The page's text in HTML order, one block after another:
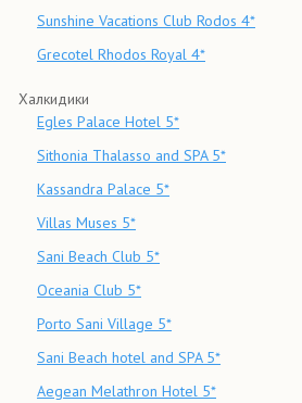
Sunshine Vacations Club Rodos 4*
Grecotel Rhodos Royal 4*
Халкидики
Egles Palace Hotel 5*
Sithonia Thalasso and SPA 5*
Kassandra Palace 5*
Villas Muses 5*
Sani Beach Club 5*
Oceania Club 5*
Porto Sani Village 5*
Sani Beach hotel and SPA 5*
Aegean Melathron Hotel 5*